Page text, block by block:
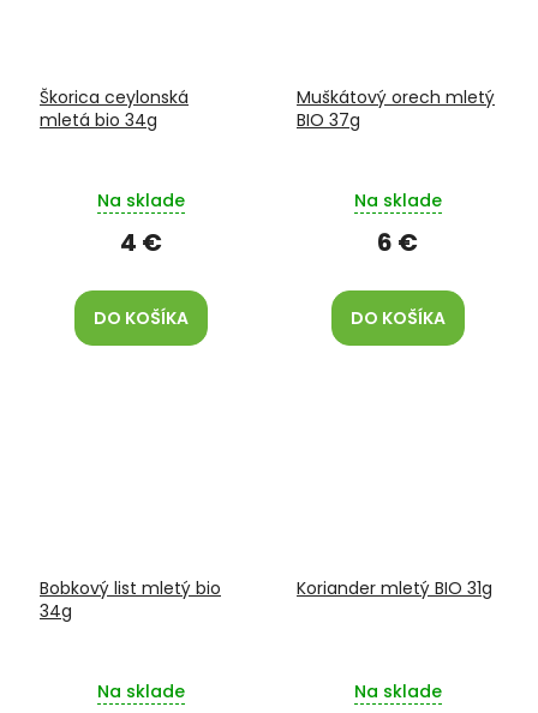
Škorica ceylonská
mletá bio 34g
Na sklade
4 €
DO KOŠÍKA
Muškátový orech mletý
BIO 37g
Na sklade
6 €
DO KOŠÍKA
Bobkový list mletý bio
34g
Na sklade
Koriander mletý BIO 31g
Na sklade